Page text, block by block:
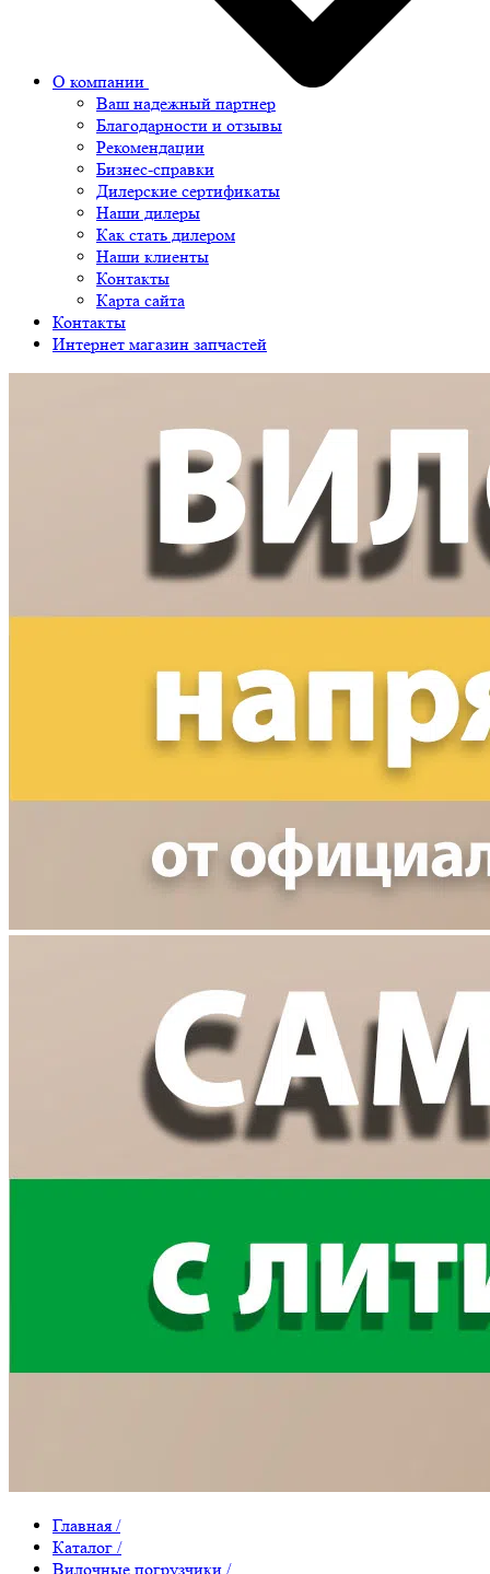
О компании
Ваш надежный партнер
Благодарности и отзывы
Рекомендации
Бизнес-справки
Дилерские сертификаты
Наши дилеры
Как стать дилером
Наши клиенты
Контакты
Карта сайта
Контакты
Интернет магазин запчастей
Главная /
Каталог /
Вилочные погрузчики /